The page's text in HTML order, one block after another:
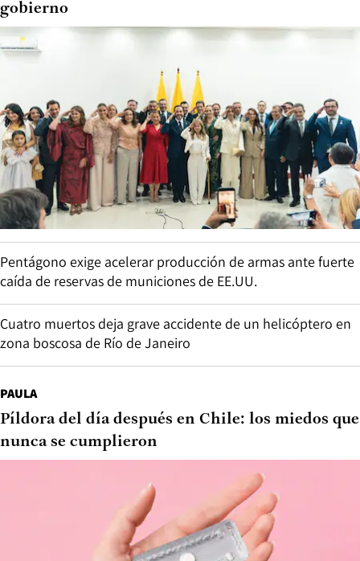
gobierno
Pentágono exige acelerar producción de armas ante fuerte
caída de reservas de municiones de EE.UU.
Cuatro muertos deja grave accidente de un helicóptero en
zona boscosa de Río de Janeiro
PAULA
Píldora del día después en Chile: los miedos que
nunca se cumplieron